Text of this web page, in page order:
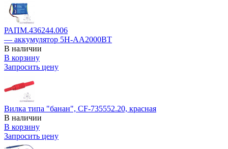
РАПМ.436244.006
— аккумулятор 5H-AA2000BT
В наличии
В корзину
Запросить цену
Вилка типа "банан", CF-735552.20, красная
В наличии
В корзину
Запросить цену